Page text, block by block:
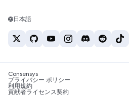
キャリア
お問い合わせ
Tetherの価格
BTC→INR
ETH→USDT
USDTの購入
SHIBの購入
BNBの購入
Solanaウォレット
税制関連ニュース
暗号資産の購入方法は？
日本語
Consensys
プライバシー ポリシー
利用規約
貢献者ライセンス契約